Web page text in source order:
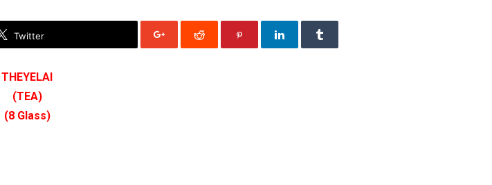
Twitter
THEYELAI
(TEA)
(8 Glass)